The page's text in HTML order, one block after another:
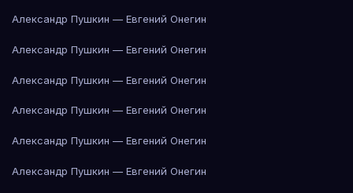
Александр Пушкин — Евгений Онегин
Александр Пушкин — Евгений Онегин
Александр Пушкин — Евгений Онегин
Александр Пушкин — Евгений Онегин
Александр Пушкин — Евгений Онегин
Александр Пушкин — Евгений Онегин